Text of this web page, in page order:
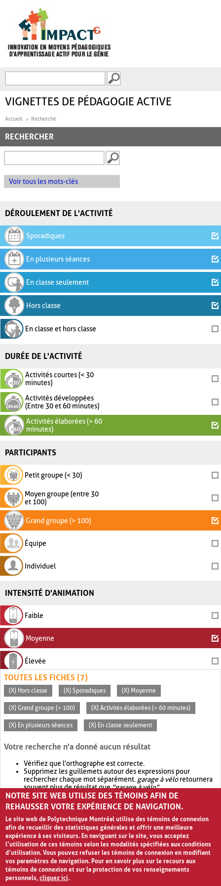
FORMULAIRE DE
VIGNETTES DE PÉDAGOGIE ACTIVE
Accueil Recherche
RECHERCHER
Voir tous les mots-clés
DÉROULEMENT DE L'ACTIVITÉ
Sporadiques
En plusieurs séances
En classe seulement
Hors classe
En classe et hors classe
DURÉE DE L'ACTIVITÉ
Activités courtes (< 30
minutes)
Activités développées
(Entre 30 et 60 minutes)
Activités élaborées (> 60
minutes)
PARTICIPANTS
Petit groupe (< 30)
Moyen groupe (entre 30
et 100)
Grand groupe (> 100)
Équipe
Individuel
INTENSITÉ D'ANIMATION
Faible
Moyenne
Élevée
TOUTES LES FICHES (7)
(X) Hors classe (X) Sporadiques (X) Moyenne
(X) Grand groupe (> 100) (X) Activités élaborées (> 60 minutes)
(X) En plusieurs séances (X) En classe seulement
Votre recherche n'a donné aucun résultat
Vérifiez que l'orthographe est correcte.
Supprimez les guillemets autour des expressions pour
rechercher chaque mot séparément. garage à véloretournera
souvent plus de résultat que"garage à vélo".
Envisagez d'élargir votre recherche avec OR.garage OR vélo
retournera souvent plus de résultat quegarage à vélo
NOTRE SITE WEB UTILISE DES TÉMOINS AFIN DE
REHAUSSER VOTRE EXPÉRIENCE DE NAVIGATION.
Le site web de Polytechnique Montréal utilise des témoins de connexion
afin de recueillir des statistiques générales et offrir une meilleure
expérience à ses visiteurs. En naviguant sur le site, vous acceptez
l’utilisation de ces témoins selon les modalités spécifiées aux conditions
d’utilisation. Vous pouvez refuser les témoins de connexion en modifiant
vos paramètres de navigation. Pour en savoir plus sur le recours aux
témoins de connexion et sur la protection de vos renseignements
personnels,cliquez ici.